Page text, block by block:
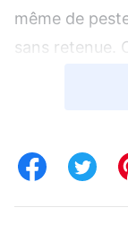
même de
sans retenue.
c’est l’œuvre